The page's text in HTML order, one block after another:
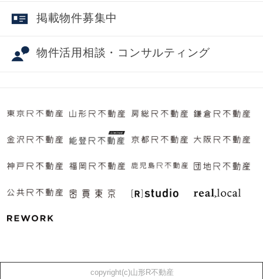
掲載物件募集中
物件活用相談・コンサルティング
copyright(c)山形R不動産